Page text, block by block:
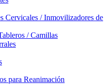
Cervicales / Inmovilizadores de
/ Camillas
para Reanimación